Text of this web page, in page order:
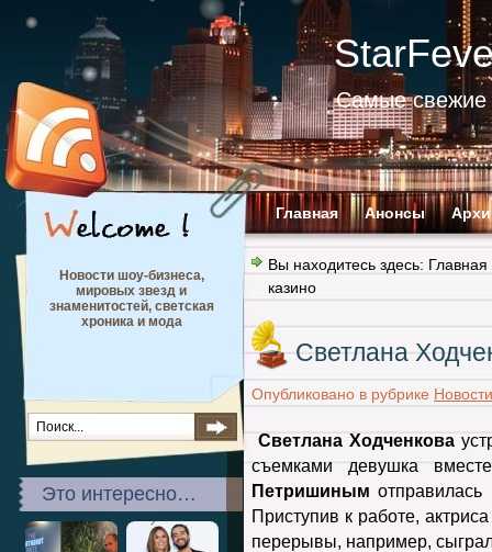
Самые свежие
Главная Анонсы
Новости шоу-бизнеса,
мировых звезд и
знаменитостей, светская
хроника и мода
Это интересно…
Вы находитесь здесь: Главная
казино
Светлана
Опубликовано в рубрике Новости
Светлана Ходченкова
съемками девушка
Петришиным
Приступив к работе,
перерывы, например,